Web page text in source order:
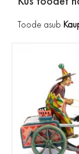
Toode asub